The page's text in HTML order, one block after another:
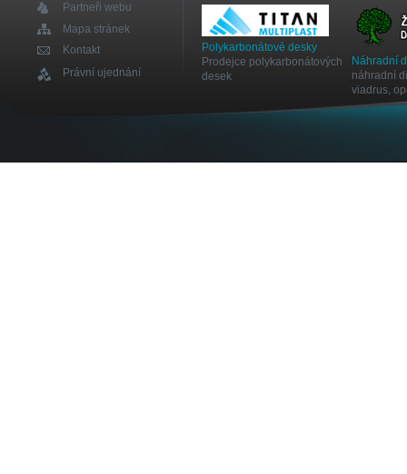
Partneři webu
Mapa stránek
Kontakt
Právní ujednání
Polykarbonátové desky
Prodejce polykarbonátových
desek
Náhradní
náhradní
viadrus,